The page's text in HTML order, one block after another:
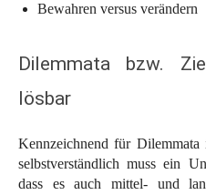
Bewahren versus verändern
Dilemmata bzw.
lösbar
Kennzeichnend für
selbstverständlich muss ein
dass es auch mittel- und